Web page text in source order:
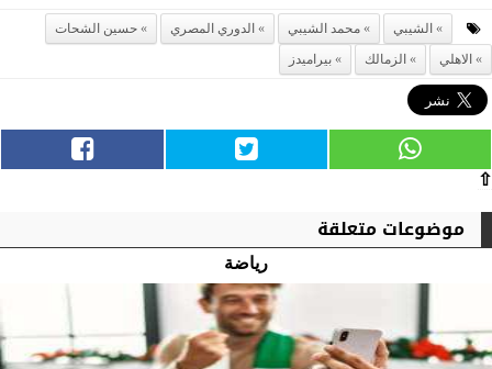
الشيبي محمد الشيبي الدوري المصري
حسين الشحات
الاهلي
الزمالك بيراميدز
⇧
موضوعات متعلقة
رياضة